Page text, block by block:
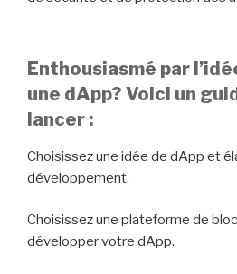
Enthousiasmé par
une dApp? Voici un
lancer :
Choisissez une idée de dApp et
développement.
Choisissez une plateforme de
développer votre dApp.